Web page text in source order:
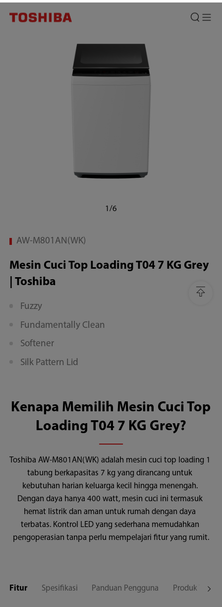
Mesin
Cuci
Hemat
1/6
AW-M801AN(WK)
Mesin Cuci Top Loading T04 7 KG Grey
| Toshiba
Fuzzy
Fundamentally Clean
Softener
Silk Pattern Lid
Kenapa Memilih Mesin Cuci Top
Toshiba AW-M801AN(WK) adalah mesin cuci top loading 1
tabung berkapasitas 7 kg yang dirancang untuk
kebutuhan harian keluarga kecil hingga menengah.
Dengan daya hanya 400 watt, mesin cuci ini termasuk
hemat listrik dan aman untuk rumah dengan daya
terbatas. Kontrol LED yang sederhana memudahkan
Fitur Spesifikasi Panduan Pengguna Produk Terkait